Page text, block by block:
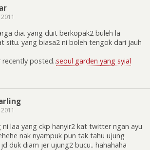
dia. yang duit berkopak2 buleh la
situ. yang biasa2 ni boleh tengok dari jauh
recently posted..seoul garden yang syial
ni laa yang ckp hanyir2 kat twitter ngan ayu
nak nyampuk pun tak tahu ujung
duk diam jer ujung2 bucu.. hahahaha